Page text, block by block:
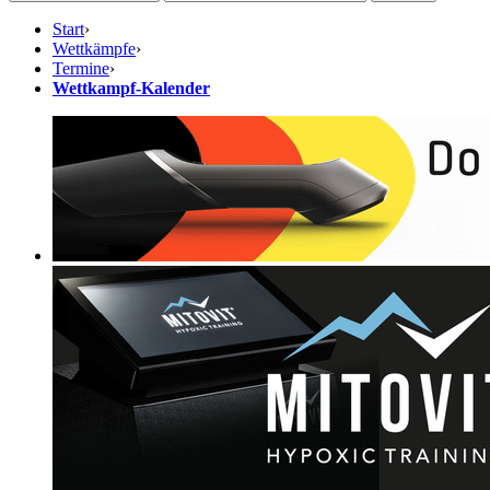
Start›
Wettkämpfe›
Termine›
Wettkampf-Kalender